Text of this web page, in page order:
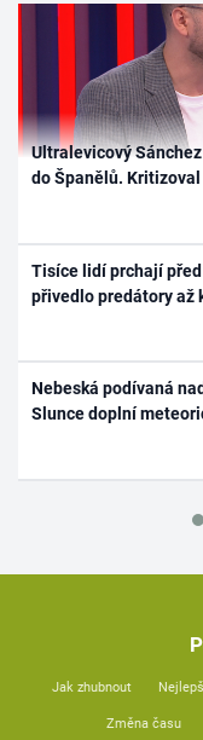
Ultralevicový
do Španělů.
Tisíce lidí prchají
přivedlo predátory až
Nebeská podívaná
Slunce doplní
Jak zhubnout
Změna času